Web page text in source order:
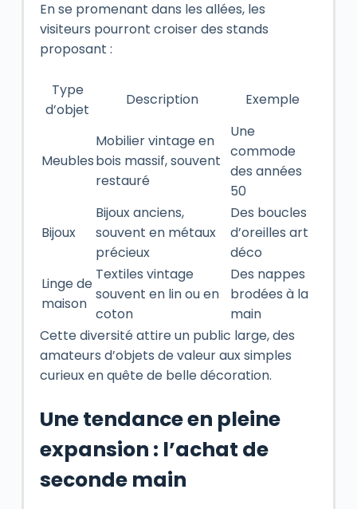
En se promenant dans les allées, les
visiteurs pourront croiser des stands
proposant :
Type
d’objet
Description Exemple
Meubles
Mobilier vintage en
bois massif, souvent
restauré
Une
commode
des années
50
Bijoux
Bijoux anciens,
souvent en métaux
précieux
Des boucles
d’oreilles art
déco
Linge de
maison
Textiles vintage
souvent en lin ou en
coton
Des nappes
brodées à la
main
Cette diversité attire un public large, des
amateurs d’objets de valeur aux simples
curieux en quête de belle décoration.
Une tendance en pleine
expansion : l’achat de
seconde main